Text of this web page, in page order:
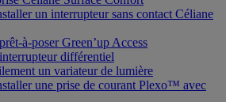
un interrupteur sans contact Céliane
à-poser Green’up Access
différentiel
un variateur de lumière
une prise de courant Plexo™ avec